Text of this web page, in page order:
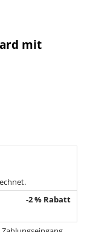
mit
-2 % Rabatt